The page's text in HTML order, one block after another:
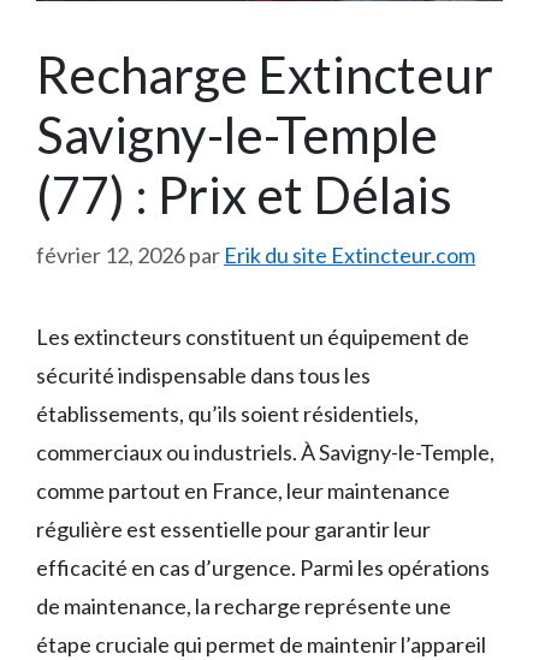
Recharge Extincteur
Savigny-le-Temple
(77) : Prix et Délais
février 12, 2026par Erik du site Extincteur.com
Les extincteurs constituent un équipement de
sécurité indispensable dans tous les
établissements, qu’ils soient résidentiels,
commerciaux ou industriels. À Savigny-le-Temple,
comme partout en France, leur maintenance
régulière est essentielle pour garantir leur
efficacité en cas d’urgence. Parmi les opérations
de maintenance, la recharge représente une
étape cruciale qui permet de maintenir l’appareil